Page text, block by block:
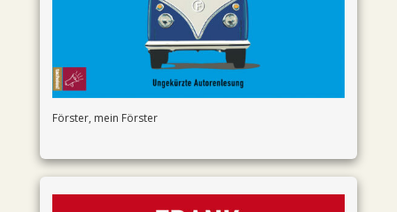
Förster, mein Förster